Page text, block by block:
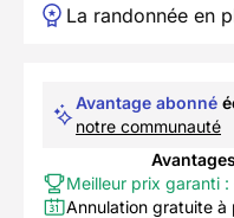
La randonnée en
Avantage abonné
notre communauté
Meilleur prix garanti :
Annulation gratuite à